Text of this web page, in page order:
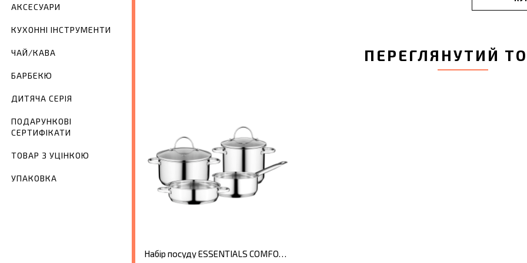
АКСЕСУАРИ
КУХОННІ ІНСТРУМЕНТИ
ЧАЙ/КАВА
БАРБЕКЮ
ДИТЯЧА СЕРІЯ
ПОДАРУНКОВІ
СЕРТИФІКАТИ
ТОВАР З УЦІНКОЮ
УПАКОВКА
ПЕРЕГЛЯНУТИЙ
Набір посуду ESSENTIALS COMFORT, 6 пр.